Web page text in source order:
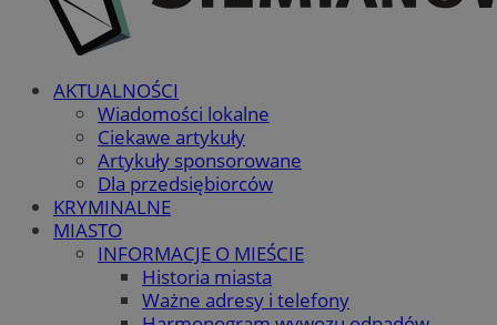
AKTUALNOŚCI
Wiadomości lokalne
Ciekawe artykuły
Artykuły sponsorowane
Dla przedsiębiorców
KRYMINALNE
MIASTO
INFORMACJE O MIEŚCIE
Historia miasta
Ważne adresy i telefony